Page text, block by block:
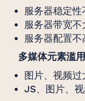
服务器稳定性
服务器带宽不
服务器配置不
多媒体元素滥用
图片、视频过
JS、图片、